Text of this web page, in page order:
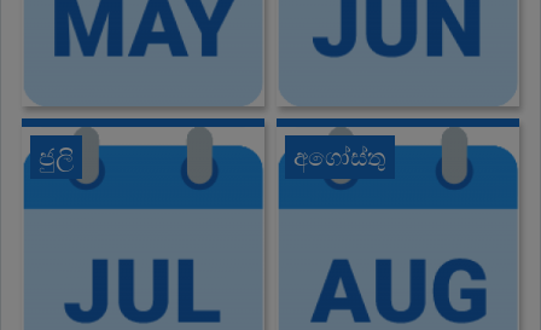
ජුලි අගෝස්තු